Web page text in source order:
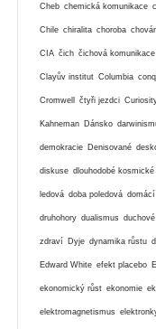
Cheb chemická komunikace
Chile chiralita choroba
CIA čich čichová komunikace
Clayův institut Columbia
Cromwell čtyři jezdci
Kahneman Dánsko
demokracie Denisované
diskuse dlouhodobé
ledová doba poledová
druhohory dualismus duchové
zdraví Dyje dynamika růstu
Edward White efekt placebo
ekonomický růst ekonomie
elektromagnetismus